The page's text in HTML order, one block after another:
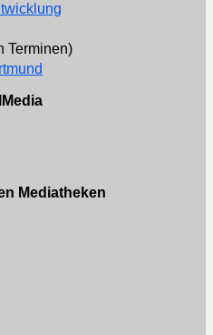
Terminen)
Mediatheken